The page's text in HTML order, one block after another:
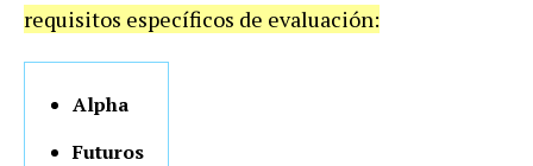
requisitos específicos de evaluación:
Alpha
Futuros